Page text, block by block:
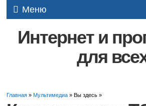
Меню
Интернет и
для
Главная »Мультимедиа » Вы здесь »